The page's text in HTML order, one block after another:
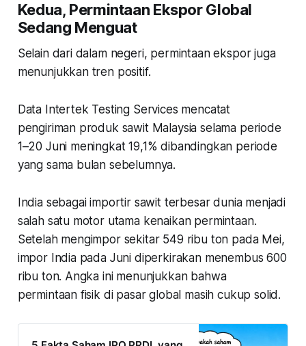
Kedua, Permintaan Ekspor Global
Sedang Menguat
Selain dari dalam negeri, permintaan ekspor juga
menunjukkan tren positif.
Data Intertek Testing Services mencatat
pengiriman produk sawit Malaysia selama periode
1–20 Juni meningkat 19,1% dibandingkan periode
yang sama bulan sebelumnya.
India sebagai importir sawit terbesar dunia menjadi
salah satu motor utama kenaikan permintaan.
Setelah mengimpor sekitar 549 ribu ton pada Mei,
impor India pada Juni diperkirakan menembus 600
ribu ton. Angka ini menunjukkan bahwa
permintaan fisik di pasar global masih cukup solid.